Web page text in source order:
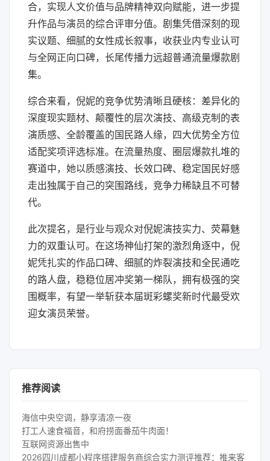
合，实现人文价值与品牌精神双向赋能，进一步提
升作品与演员的综合评审分值。剧集凭借深刻的现
实议题、细腻的女性成长叙事，收获业内专业认可
与全网正向口碑，长尾传播力远超普通流量爆款剧
集。
综合来看，倪妮的竞争优势清晰且硬核：差异化的
深度现实题材、颠覆性的层次演技、高级克制的表
演质感、全龄覆盖的国民路人缘，四大优势全方位
适配奖项评选标准。在流量热度、圈层爆款扎堆的
赛道中，她以质感演技、长效口碑、稳定国民好感
走出独属于自己的突围路线，竞争力稀缺且不可替
代。
此次提名，是行业与观众对倪妮演技实力、荧幕魅
力的双重认可。在这场神仙打架的激烈角逐中，倪
妮凭扎实的作品口碑、细腻的炸裂演技和全民通吃
的路人盘，稳稳位居冲奖第一梯队，拥有极强的突
围概率，有望一举斩获本届斑彩螺奖新时代最受欢
迎女演员荣誉。
推荐阅读
海信中央空调，静享清凉一夜
打工人速食福音，和府捞面番茄牛肉面！
互联网资源出售中
2026四川成都小程序搭建服务商综合实力测评推荐：推来客